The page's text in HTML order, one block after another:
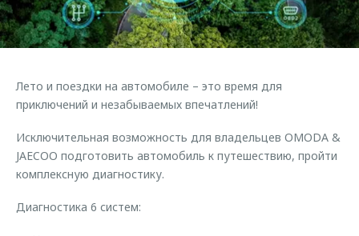
Страхование
Кредитный калькулятор
Одежда и сувениры
Трейд-ин
Калькулятор трейд-ин
Руководства по эксплуатации
Клиентская поддержка
Клуб владельцев OMODA
Аксессуары
Одежда и сувениры
Оригинальные аксессуары
Правовая информация
Обратная связь
Лето и поездки на автомобиле – это время для
приключений и незабываемых впечатлений!
Исключительная возможность для владельцев OMODA &
JAECOO подготовить автомобиль к путешествию, пройти
комплексную диагностику.
Диагностика 6 систем: